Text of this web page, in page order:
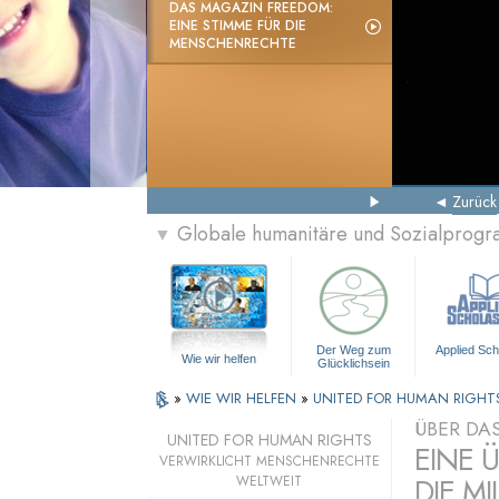
DAS MAGAZIN FREEDOM:
EINE STIMME FÜR DIE
MENSCHENRECHTE
Zurück
▼ Globale humanitäre und
Wie wir helfen
Der Weg zum
Glücklichsein
Applied
» WIE WIR HELFEN » UNITED FOR HUMAN
ÜBER
EINE
UNITED FOR HUMAN RIGHTS
VERWIRKLICHT MENSCHENRECHTE
WELTWEIT